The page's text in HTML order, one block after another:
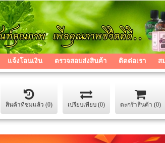
แจ้งโอนเงิน ตรวจสอบส่งสินค้า ติดต่อเรา ส
สินค้าที่ชมแล้ว (0) เปรียบเทียบ (0) ตะกร้าสินค้า (0)